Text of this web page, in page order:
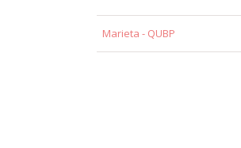
Marieta - QUBP